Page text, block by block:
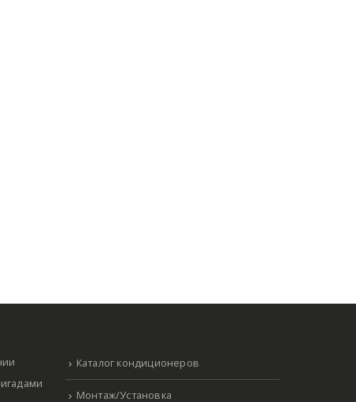
Каталог кондиционеров
Монтаж/Установка